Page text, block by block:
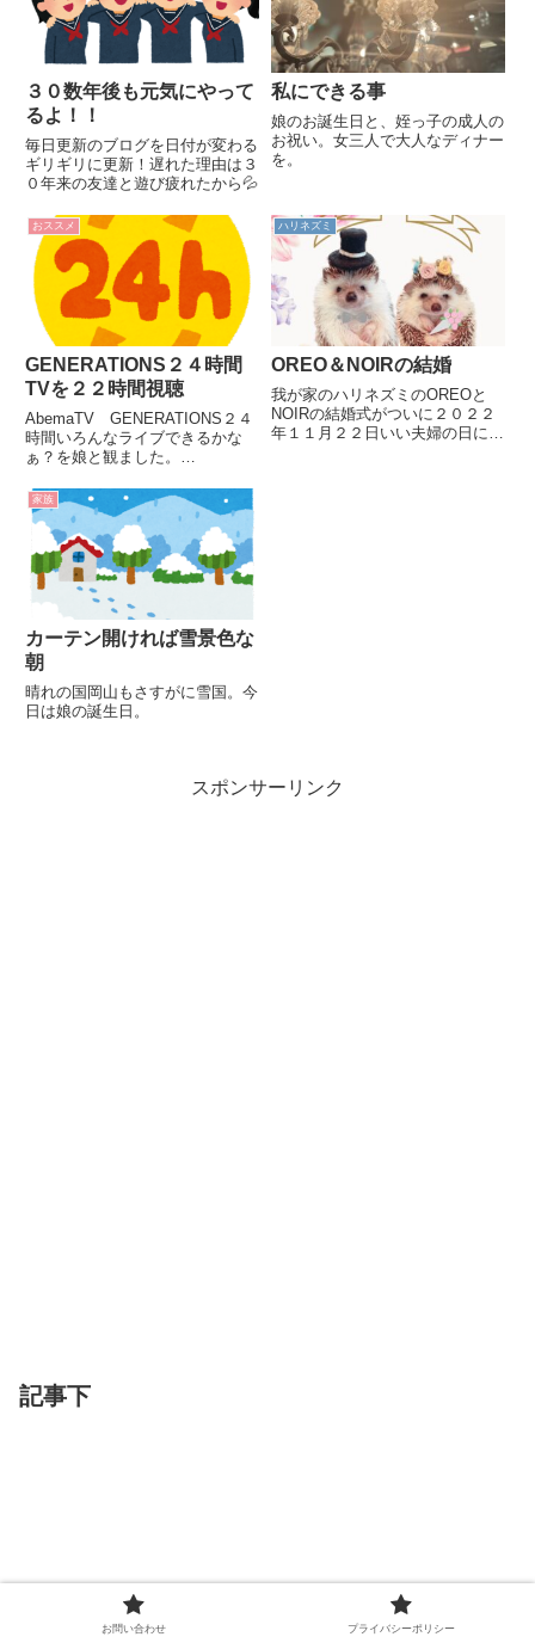
３０数年後も元気にやって
るよ！！
毎日更新のブログを日付が変わる
ギリギリに更新！遅れた理由は３
０年来の友達と遊び疲れたから💦
私にできる事
娘のお誕生日と、姪っ子の成人の
お祝い。女三人で大人なディナー
を。
おススメ
GENERATIONS２４時間
TVを２２時間視聴
AbemaTV GENERATIONS２４
時間いろんなライブできるかな
ぁ？を娘と観ました。
いんです。
ハリネズミ
OREO＆NOIRの結婚
我が家のハリネズミのOREOと
NOIRの結婚式がついに２０２２
年１１月２２日いい夫婦の日に行
家族
カーテン開ければ雪景色な
朝
晴れの国岡山もさすがに雪国。今
日は娘の誕生日。
スポンサーリンク
記事下
お問い合わせ プライバシーポリシー